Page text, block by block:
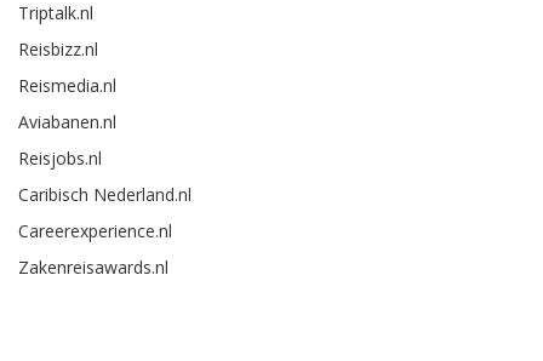
Triptalk.nl
Reisbizz.nl
Reismedia.nl
Aviabanen.nl
Reisjobs.nl
Caribisch Nederland.nl
Careerexperience.nl
Zakenreisawards.nl